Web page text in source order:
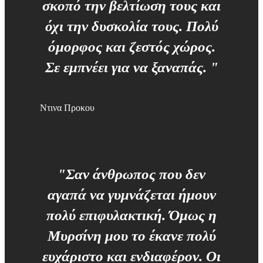
σκοπό την βελτίωση τους και
όχι την δυσκολία τους. Πολύ
όμορφος και ζεστός χώρος.
Σε εμπνέει για να ξαναπάς. "
Ντινα Προκου
"Σαν άνθρωπος που δεν
αγαπά να γυμνάζεται ήμουν
πολύ επιφυλακτική. Όμως η
Μυρσίνη μου το έκανε πολύ
ευχάριστο και ενδιαφέρον. Οι